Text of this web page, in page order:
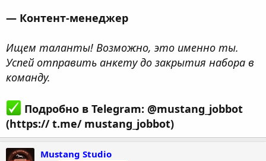
— Контент-менеджер
Ищем таланты! Возможно, это именно ты.
Успей отправить анкету до закрытия набора в
команду.
Подробно в Telegram: @mustang_jobbot
(https:// t.me/ mustang_jobbot)
Mustang Studio